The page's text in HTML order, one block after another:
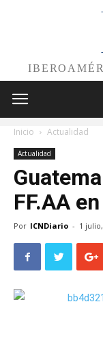
Inicio Actualidad
Actualidad
FF.AA
Por ICNDiario - 1